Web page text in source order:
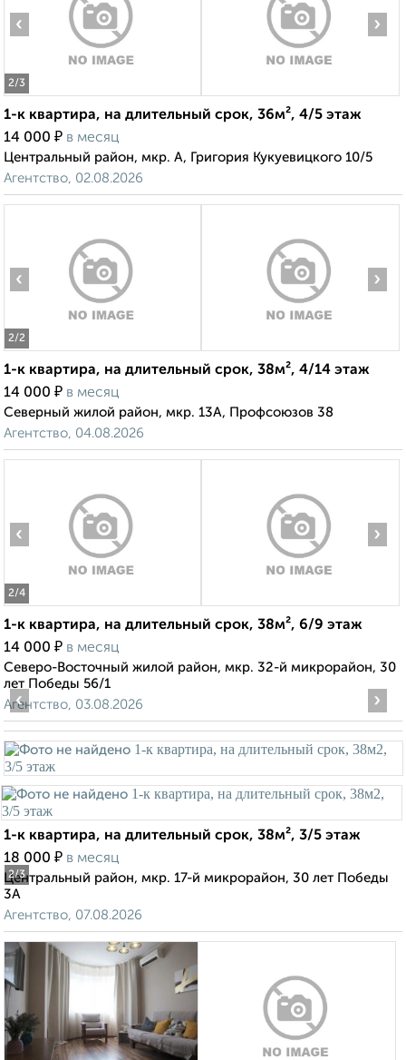
2/3
‹ ›
1-к квартира, на длительный срок, 36м², 4/5 этаж
14 000 ₽ в месяц
Центральный район, мкр. А, Григория Кукуевицкого 10/5
Агентство, 02.08.2026
2/2
‹ ›
1-к квартира, на длительный срок, 38м², 4/14 этаж
14 000 ₽ в месяц
Северный жилой район, мкр. 13А, Профсоюзов 38
Агентство, 04.08.2026
2/4
‹ ›
1-к квартира, на длительный срок, 38м², 6/9 этаж
14 000 ₽ в месяц
Северо-Восточный жилой район, мкр. 32-й микрорайон, 30
лет Победы 56/1
Агентство, 03.08.2026
2/3
‹ ›
1-к квартира, на длительный срок, 38м², 3/5 этаж
18 000 ₽ в месяц
Центральный район, мкр. 17-й микрорайон, 30 лет Победы
3А
Агентство, 07.08.2026